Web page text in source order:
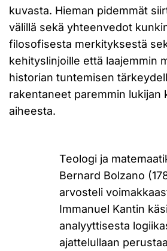
kuvasta. Hieman pidemmät
välillä sekä yhteenvedot
filosofisesta merkityksestä
kehityslinjoille että laajemmin
historian tuntemisen
rakentaneet paremmin lukijan
aiheesta.
Teologi ja
Bernard Bolzano
arvosteli
Immanuel Kantin
analyyttisesta
ajattelullaan